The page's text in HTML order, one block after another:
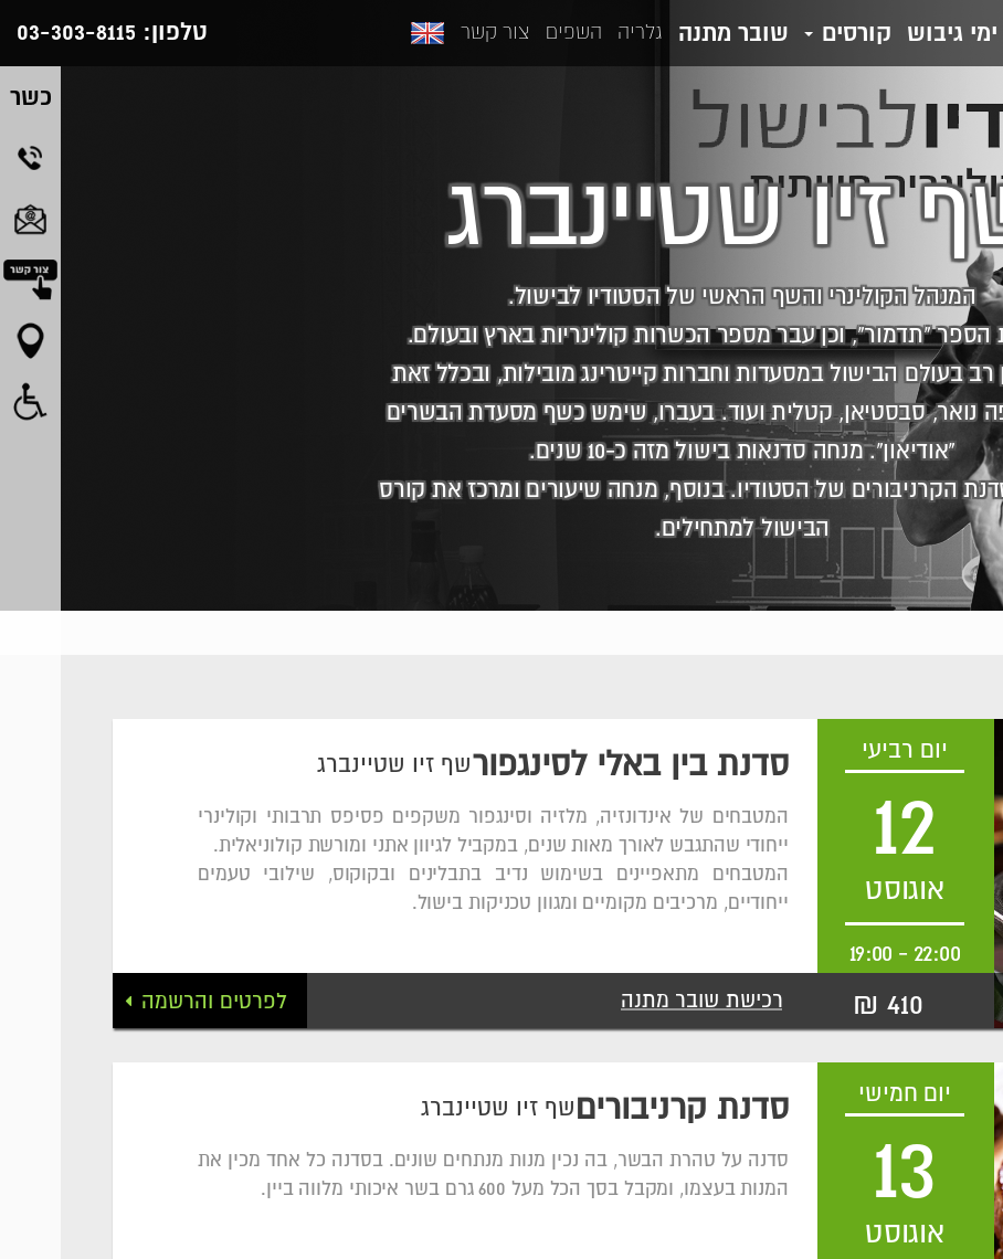
טלפון: 03-303-8115 ימי גיבוש קורסים שובר מתנה גלריה השפים צור קשר
כשר
זיו שטיינברג
המנהל הקולינרי והשף הראשי של הסטודיו לבישול.
הספר "תדמור", וכן עבר מספר הכשרות קולינריות בארץ ובעולם.
רב בעולם הבישול במסעדות וחברות קייטרינג מובילות, ובכלל זאת
נואר, סבסטיאן, קטלית ועוד. בעברו, שימש כשף מסעדת הבשרים
"אודיאון". מנחה סדנאות בישול מזה כ-10 שנים.
הקרניבורים של הסטודיו. בנוסף, מנחה שיעורים ומרכז את קורס
הבישול למתחילים.
יום רביעי
12
אוגוסט
22:00
-
19:00
סדנת בין באלי לסינגפורשף זיו שטיינברג
המטבחים של אינדונזיה, מלזיה וסינגפור משקפים פסיפס תרבותי וקולינרי
ייחודי שהתגבש לאורך מאות שנים, במקביל לגיוון אתני ומורשת קולוניאלית.
המטבחים מתאפיינים בשימוש נדיב בתבלינים ובקוקוס, שילובי טעמים
ייחודיים, מרכיבים מקומיים ומגוון טכניקות בישול.
410 ₪ רכישת שובר מתנה לפרטים והרשמה
יום חמישי
13
אוגוסט
סדנת קרניבוריםשף זיו שטיינברג
סדנה על טהרת הבשר, בה נכין מנות מנתחים שונים. בסדנה כל אחד מכין את
המנות בעצמו, ומקבל בסך הכל מעל 600 גרם בשר איכותי מלווה ביין.